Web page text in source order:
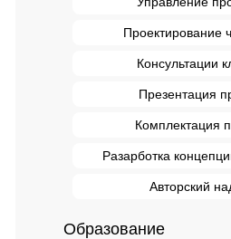
Образование
Авторский
Консультации
Презентация
Разарботка
Проектирование
Комплектация